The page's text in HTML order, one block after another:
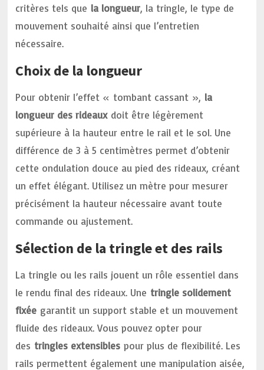
critères tels que la longueur, la tringle, le type de
mouvement souhaité ainsi que l’entretien
nécessaire.
Choix de la longueur
Pour obtenir l’effet « tombant cassant », la
longueur des rideauxdoit être légèrement
supérieure à la hauteur entre le rail et le sol. Une
différence de 3 à 5 centimètres permet d’obtenir
cette ondulation douce au pied des rideaux, créant
un effet élégant. Utilisez un mètre pour mesurer
précisément la hauteur nécessaire avant toute
commande ou ajustement.
Sélection de la tringle et des rails
La tringle ou les rails jouent un rôle essentiel dans
le rendu final des rideaux. Une tringle solidement
fixée garantit un support stable et un mouvement
fluide des rideaux. Vous pouvez opter pour
des tringles extensibles pour plus de flexibilité. Les
rails permettent également une manipulation aisée,